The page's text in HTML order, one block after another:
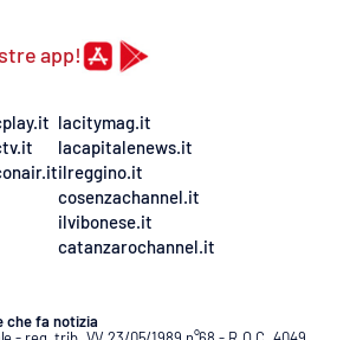
app!
lacitymag.it
lacapitalenews.it
ilreggino.it
cosenzachannel.it
ilvibonese.it
catanzarochannel.it
che fa notizia